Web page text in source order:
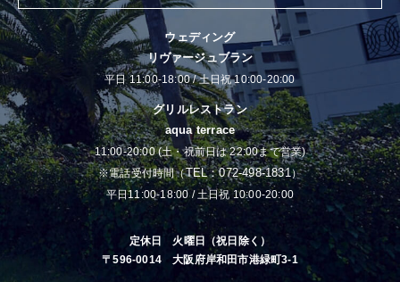
当Webサイトでは、アクセスされたお客様の情報をアクセス
ログという形式で記録しています。アクセスログは、アクセ
スされたお客様のドメイン名、IPアドレス、ブラウザの種
類、アクセス日時等が含まれます。
また、当Webサイトの保守管理、利用状況に関する統計調
査・分析のために活用しますが、これ以外の目的で利用する
ことは一切ありません。
○プライバシーポリシーの改訂
本プライバシーポリシーは、法令や社会環境の変化、及び 当
社の提供するサービスの拡充等に応じ、適宜改訂を行いま
す。尚、改訂にあたっては個人情報を保護するという原則は
守ります。
また本プライバシーポリシーの改訂を行った場合、当Webサ
イトのWebページ上に掲載することにより、お客様が常に閲
ウェディング
リヴァージュブラン
平日 11:00-18:00 / 土日祝 10:00-20:00
グリルレストラン
aqua terrace
11:00-20:00 (土・祝前日は 22:00まで営業)
※電話受付時間（TEL：072-498-1831）
平日11:00-18:00 / 土日祝 10:00-20:00
定休日 火曜日（祝日除く）
〒596-0014 大阪府岸和田市港緑町3-1